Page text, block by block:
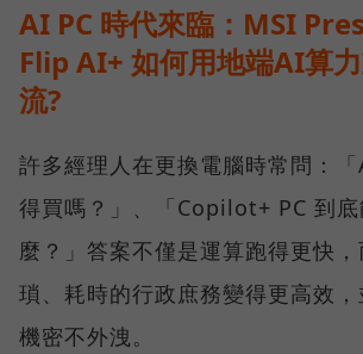
AI PC 時代來臨：MSI
Flip AI+ 如何用地端AI算
流?
許多經理人在更換電腦時常問：
得買嗎？」、「Copilot+ PC 到
麼？」答案不僅是運算跑得更快
瑣、耗時的行政庶務變得更高效
機密不外洩。